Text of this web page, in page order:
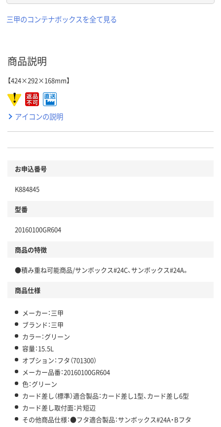
三甲のコンテナボックスを全て見る
商品説明
【424×292×168mm】
アイコンの説明
お申込番号
K884845
型番
20160100GR604
商品の特徴
●積み重ね可能商品/サンボックス#24C、サンボックス#24A。
商品仕様
メーカー：三甲
ブランド：三甲
カラー：グリーン
容量：15.5L
オプション：フタ（701300）
メーカー品番：20160100GR604
色：グリーン
カード差し（標準）適合製品：カード差し1型、カード差し6型
カード差し取付面：片短辺
その他商品仕様：●フタ適合製品：サンボックス#24A・Bフタ